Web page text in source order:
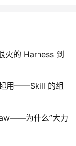
火的 Harness 到
起用——Skill 的组
为什么”大力